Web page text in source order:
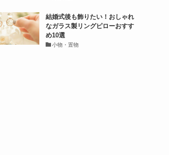
結婚式後も飾りたい！おしゃれ
なガラス製リングピローおすす
め10選
小物・置物